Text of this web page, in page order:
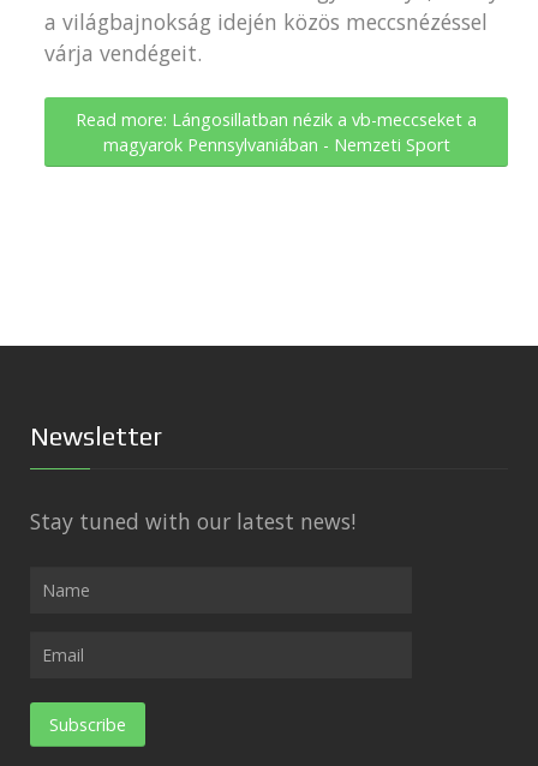
a világbajnokság idején közös meccsnézéssel
várja vendégeit.
Read more: Lángosillatban nézik a vb-meccseket a
magyarok Pennsylvaniában - Nemzeti Sport
Newsletter
Stay tuned with our latest news!